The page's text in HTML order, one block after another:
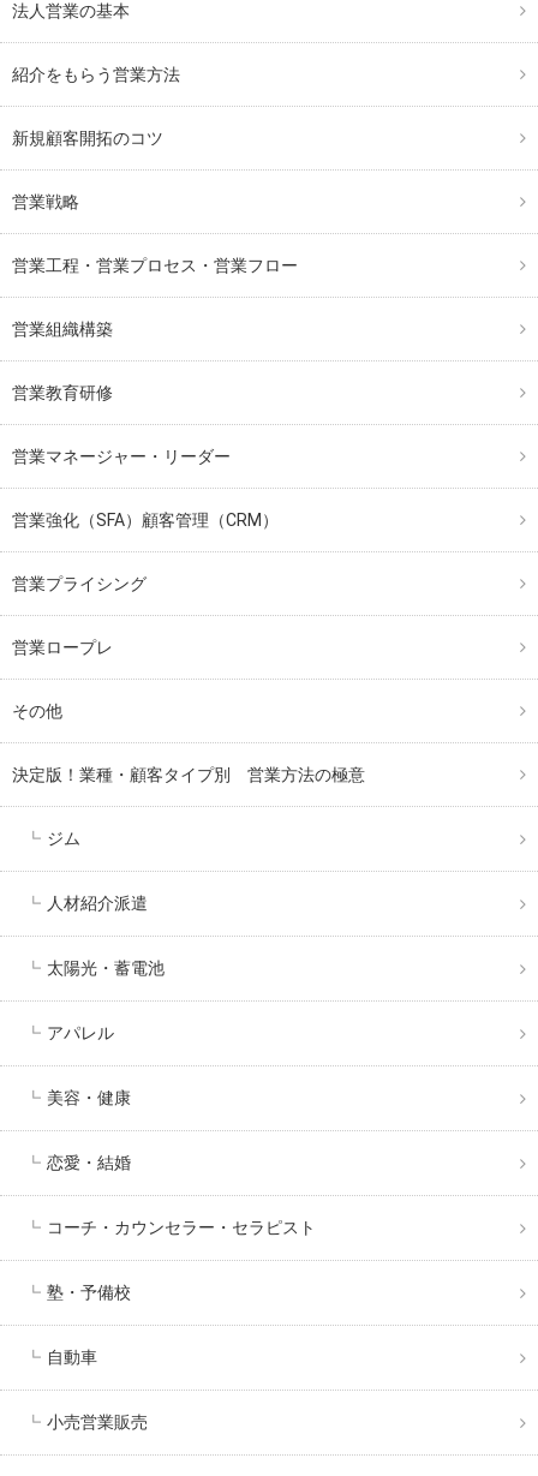
法人営業の基本
紹介をもらう営業方法
新規顧客開拓のコツ
営業戦略
営業工程・営業プロセス・営業フロー
営業組織構築
営業教育研修
営業マネージャー・リーダー
営業強化（SFA）顧客管理（CRM）
営業プライシング
営業ロープレ
その他
決定版！業種・顧客タイプ別 営業方法の極意
ジム
人材紹介派遣
太陽光・蓄電池
アパレル
美容・健康
恋愛・結婚
コーチ・カウンセラー・セラピスト
塾・予備校
自動車
小売営業販売